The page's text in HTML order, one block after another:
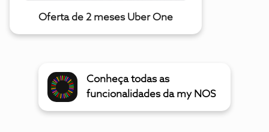
Oferta de 2 meses Uber One
Conheça todas as
funcionalidades da my NOS